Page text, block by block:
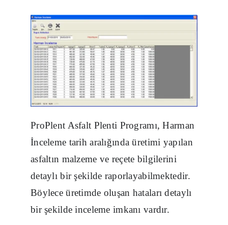
ProPlent Asfalt Plenti Programı, Harman
İnceleme tarih aralığında üretimi yapılan
asfaltın malzeme ve reçete bilgilerini
detaylı bir şekilde raporlayabilmektedir.
Böylece üretimde oluşan hataları detaylı
bir şekilde inceleme imkanı vardır.